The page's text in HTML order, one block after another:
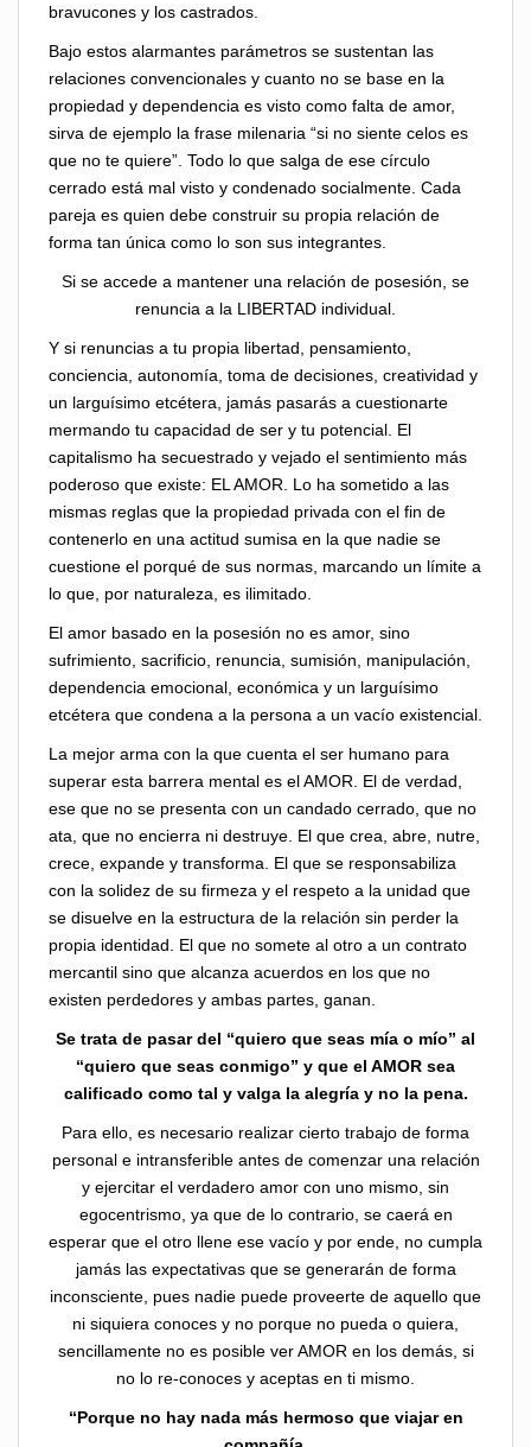
bravucones y los castrados.
Bajo estos alarmantes parámetros se sustentan las
relaciones convencionales y cuanto no se base en la
propiedad y dependencia es visto como falta de amor,
sirva de ejemplo la frase milenaria “si no siente celos es
que no te quiere”. Todo lo que salga de ese círculo
cerrado está mal visto y condenado socialmente. Cada
pareja es quien debe construir su propia relación de
forma tan única como lo son sus integrantes.
Si se accede a mantener una relación de posesión, se
renuncia a la LIBERTAD individual.
Y si renuncias a tu propia libertad, pensamiento,
conciencia, autonomía, toma de decisiones, creatividad y
un larguísimo etcétera, jamás pasarás a cuestionarte
mermando tu capacidad de ser y tu potencial. El
capitalismo ha secuestrado y vejado el sentimiento más
poderoso que existe: EL AMOR. Lo ha sometido a las
mismas reglas que la propiedad privada con el fin de
contenerlo en una actitud sumisa en la que nadie se
cuestione el porqué de sus normas, marcando un límite a
lo que, por naturaleza, es ilimitado.
El amor basado en la posesión no es amor, sino
sufrimiento, sacrificio, renuncia, sumisión, manipulación,
dependencia emocional, económica y un larguísimo
etcétera que condena a la persona a un vacío existencial.
La mejor arma con la que cuenta el ser humano para
superar esta barrera mental es el AMOR. El de verdad,
ese que no se presenta con un candado cerrado, que no
ata, que no encierra ni destruye. El que crea, abre, nutre,
crece, expande y transforma. El que se responsabiliza
con la solidez de su firmeza y el respeto a la unidad que
se disuelve en la estructura de la relación sin perder la
propia identidad. El que no somete al otro a un contrato
mercantil sino que alcanza acuerdos en los que no
existen perdedores y ambas partes, ganan.
Se trata de pasar del “quiero que seas mía o mío” al
“quiero que seas conmigo” y que el AMOR sea
calificado como tal y valga la alegría y no la pena.
Para ello, es necesario realizar cierto trabajo de forma
personal e intransferible antes de comenzar una relación
y ejercitar el verdadero amor con uno mismo, sin
egocentrismo, ya que de lo contrario, se caerá en
esperar que el otro llene ese vacío y por ende, no cumpla
jamás las expectativas que se generarán de forma
inconsciente, pues nadie puede proveerte de aquello que
ni siquiera conoces y no porque no pueda o quiera,
sencillamente no es posible ver AMOR en los demás, si
no lo re-conoces y aceptas en ti mismo.
“Porque no hay nada más hermoso que viajar en